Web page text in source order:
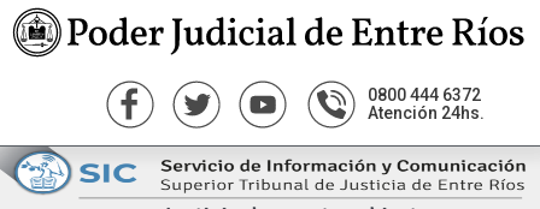
0800 444 6372
Atención 24hs.